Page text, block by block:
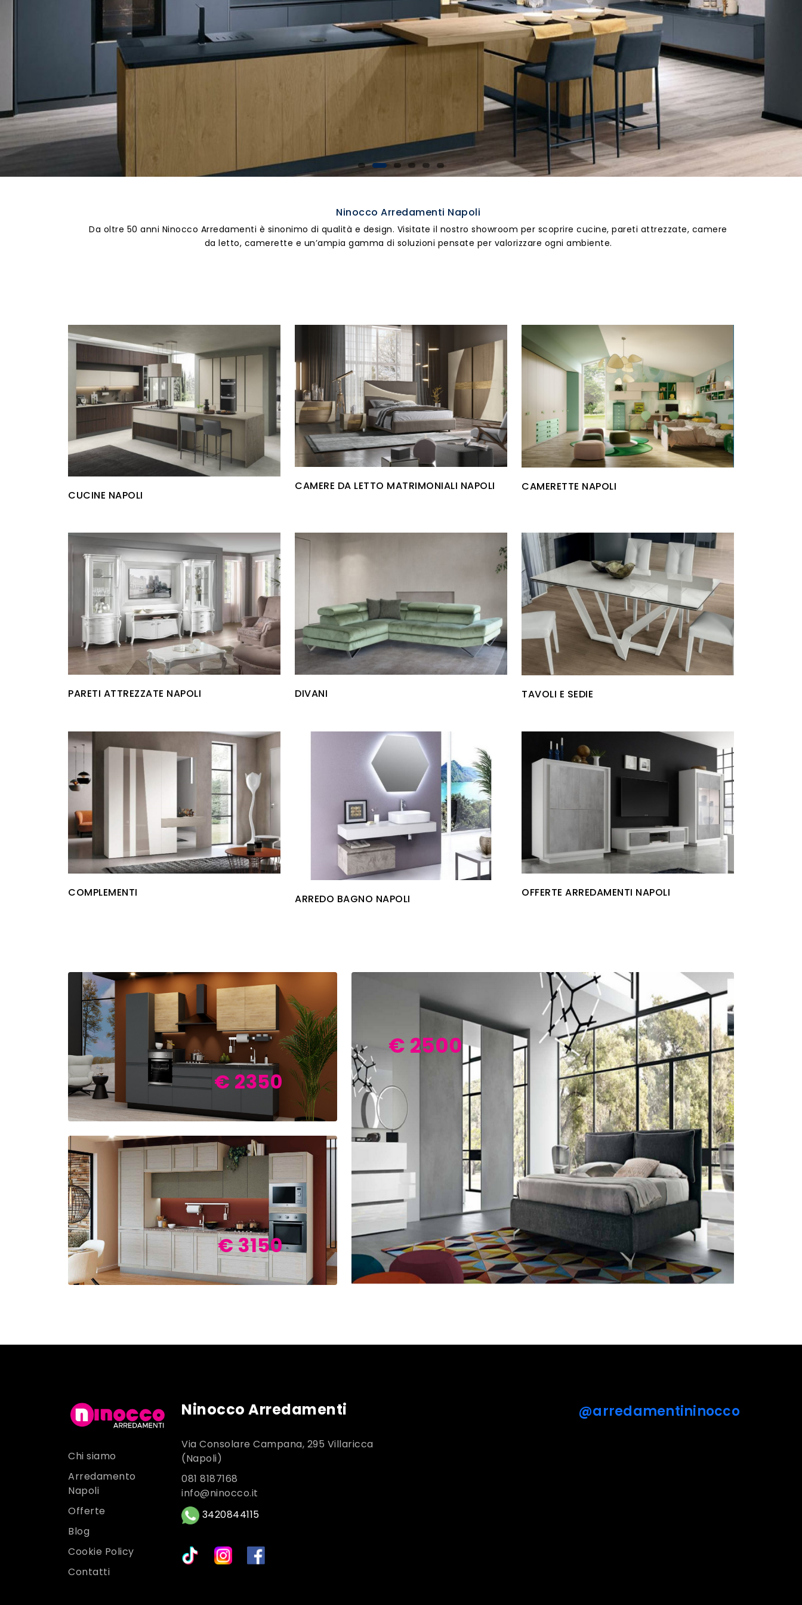
Ninocco Arredamenti Napoli
Da oltre 50 anni Ninocco Arredamenti è sinonimo di qualità e design. Visitate il nostro showroom per scoprire cucine, pareti attrezzate, camere
da letto, camerette e un’ampia gamma di soluzioni pensate per valorizzare ogni ambiente.
CUCINE NAPOLI
CAMERE DA LETTO MATRIMONIALI NAPOLI CAMERETTE NAPOLI
PARETI ATTREZZATE NAPOLI DIVANI TAVOLI E SEDIE
COMPLEMENTI ARREDO BAGNO NAPOLI
OFFERTE ARREDAMENTI NAPOLI
€ 2350
€ 3150
€ 2500
Chi siamo
Arredamento
Napoli
Offerte
Blog
Cookie Policy
Contatti
Ninocco Arredamenti
Via Consolare Campana, 295 Villaricca
(Napoli)
081 8187168
info@ninocco.it
3420844115
@arredamentininocco